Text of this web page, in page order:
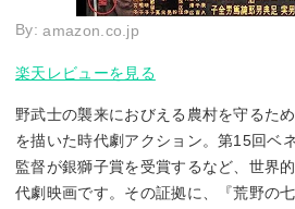
By:amazon.co.jp
楽天レビューを見る
野武士の襲来におびえる農村を守るた
を描いた時代劇アクション。第15回ベ
監督が銀獅子賞を受賞するなど、世界
代劇映画です。その証拠に、『荒野の